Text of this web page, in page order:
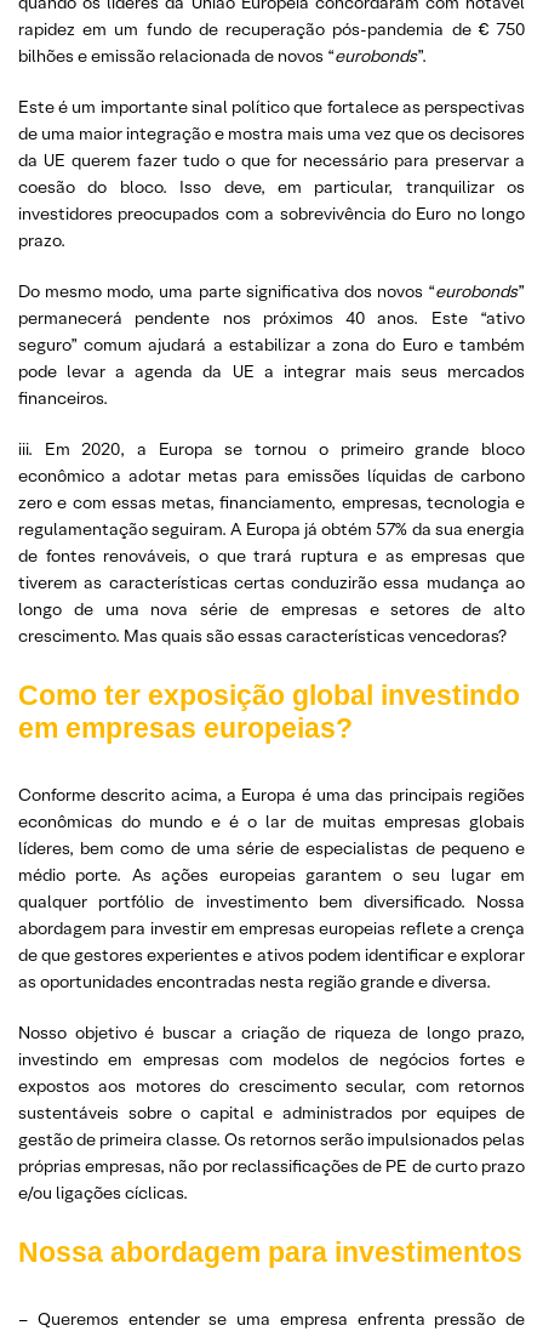
rapidez em um fundo de recuperação pós-pandemia de € 750
bilhões e emissão relacionada de novos “eurobonds”.
Este é um importante sinal político que fortalece as perspectivas
de uma maior integração e mostra mais uma vez que os decisores
da UE querem fazer tudo o que for necessário para preservar a
coesão do bloco. Isso deve, em particular, tranquilizar os
investidores preocupados com a sobrevivência do Euro no longo
prazo.
Do mesmo modo, uma parte significativa dos novos “eurobonds”
permanecerá pendente nos próximos 40 anos. Este “ativo
seguro” comum ajudará a estabilizar a zona do Euro e também
pode levar a agenda da UE a integrar mais seus mercados
financeiros.
iii. Em 2020, a Europa se tornou o primeiro grande bloco
econômico a adotar metas para emissões líquidas de carbono
zero e com essas metas, financiamento, empresas, tecnologia e
regulamentação seguiram. A Europa já obtém 57% da sua energia
de fontes renováveis, o que trará ruptura e as empresas que
tiverem as características certas conduzirão essa mudança ao
longo de uma nova série de empresas e setores de alto
crescimento. Mas quais são essas características vencedoras?
Como ter exposição global investindo
em empresas europeias?
Conforme descrito acima, a Europa é uma das principais regiões
econômicas do mundo e é o lar de muitas empresas globais
líderes, bem como de uma série de especialistas de pequeno e
médio porte. As ações europeias garantem o seu lugar em
qualquer portfólio de investimento bem diversificado. Nossa
abordagem para investir em empresas europeias reflete a crença
de que gestores experientes e ativos podem identificar e explorar
as oportunidades encontradas nesta região grande e diversa.
Nosso objetivo é buscar a criação de riqueza de longo prazo,
investindo em empresas com modelos de negócios fortes e
expostos aos motores do crescimento secular, com retornos
sustentáveis sobre o capital e administrados por equipes de
gestão de primeira classe. Os retornos serão impulsionados pelas
próprias empresas, não por reclassificações de PE de curto prazo
e/ou ligações cíclicas.
Nossa abordagem para investimentos
– Queremos entender se uma empresa enfrenta pressão de